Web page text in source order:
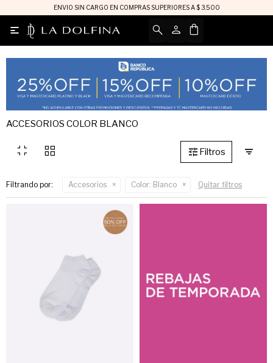
ENVIO SIN CARGO EN COMPRAS SUPERIORES A $ 3.500

ACCESORIOS COLOR BLANCO
fullscreen_exit grid_view
Filtrando por: Accesorios Color: Blanco Quitar filtros